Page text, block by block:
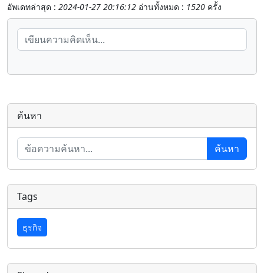
อัพเดทล่าสุด : 2024-01-27 20:16:12 อ่านทั้งหมด : 1520 ครั้ง
ค้นหา
ค้นหา
Tags
ธุรกิจ